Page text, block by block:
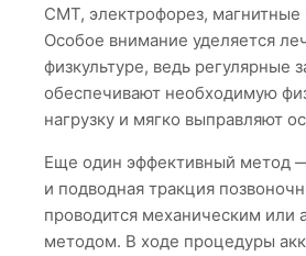
СМТ, электрофорез,
Особое внимание уделяется
физкультуре, ведь регулярные
обеспечивают необходимую
нагрузку и мягко выправляют
Еще один эффективный метод
и подводная тракция
проводится механическим или
методом. В ходе процедуры